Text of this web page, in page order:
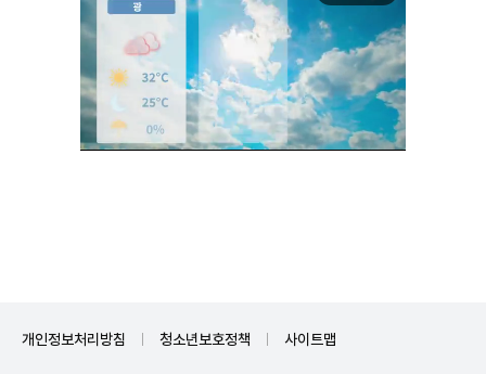
개인정보처리방침 청소년보호정책 사이트맵